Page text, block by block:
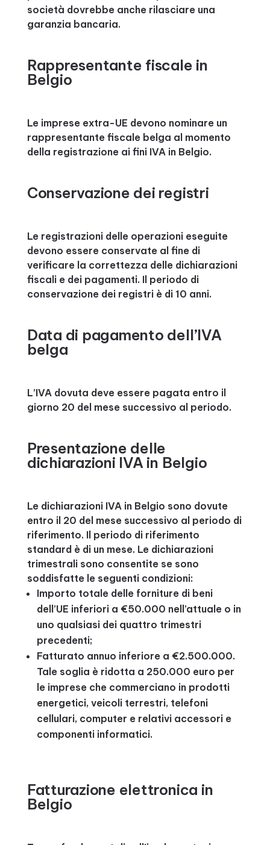
società dovrebbe anche rilasciare una
garanzia bancaria.
Rappresentante fiscale in
Belgio
Le imprese extra-UE devono nominare un
rappresentante fiscale belga al momento
della registrazione ai fini IVA in Belgio.
Conservazione dei registri
Le registrazioni delle operazioni eseguite
devono essere conservate al fine di
verificare la correttezza delle dichiarazioni
fiscali e dei pagamenti. Il periodo di
conservazione dei registri è di 10 anni.
Data di pagamento dell’IVA
belga
L’IVA dovuta deve essere pagata entro il
giorno 20 del mese successivo al periodo.
Presentazione delle
dichiarazioni IVA in Belgio
Le dichiarazioni IVA in Belgio sono dovute
entro il 20 del mese successivo al periodo di
riferimento. Il periodo di riferimento
standard è di un mese. Le dichiarazioni
trimestrali sono consentite se sono
soddisfatte le seguenti condizioni:
Importo totale delle forniture di beni
dell’UE inferiori a €50.000 nell’attuale o in
uno qualsiasi dei quattro trimestri
precedenti;
Fatturato annuo inferiore a €2.500.000.
Tale soglia è ridotta a 250.000 euro per
le imprese che commerciano in prodotti
energetici, veicoli terrestri, telefoni
cellulari, computer e relativi accessori e
componenti informatici.
Fatturazione elettronica in
Belgio